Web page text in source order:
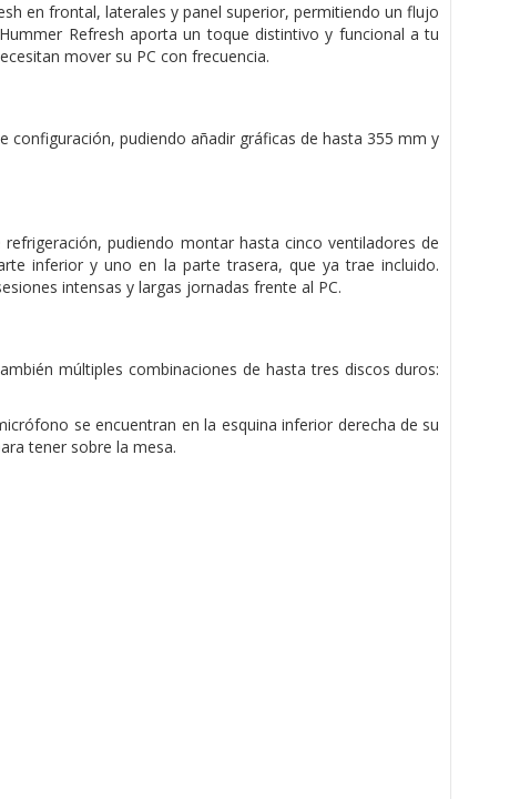
en frontal, laterales y panel superior, permitiendo un flujo
Refresh aporta un toque distintivo y funcional a tu
mover su PC con frecuencia.
pudiendo añadir gráficas de hasta 355 mm y
pudiendo montar hasta cinco ventiladores de
inferior y uno en la parte trasera, que ya trae incluido.
intensas y largas jornadas frente al PC.
múltiples combinaciones de hasta tres discos duros:
se encuentran en la esquina inferior derecha de su
tener sobre la mesa.